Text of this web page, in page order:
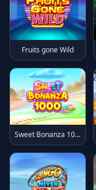
Fruits gone Wild
Sweet Bonanza 1000